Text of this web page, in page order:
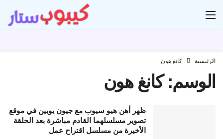
الرئيسية كانغ هون
الوسم:كانغ هون
ظهر أهن هيو سيوب مع جيون يوبين في موقع
تصوير مسلسلهما القادم مباشرة بعد الحلقة
الأخيرة من مسلسل اقتراح عمل